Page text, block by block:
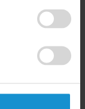
Laboral de